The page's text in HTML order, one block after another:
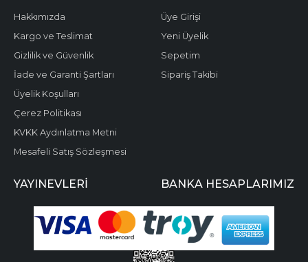
Hakkımızda
Kargo ve Teslimat
Gizlilik ve Güvenlik
İade ve Garanti Şartları
Üyelik Koşulları
Çerez Politikası
KVKK Aydınlatma Metni
Mesafeli Satış Sözleşmesi
Üye Girişi
Yeni Üyelik
Sepetim
Sipariş Takibi
YAYINEVLERI BANKA HESAPLARIMIZ